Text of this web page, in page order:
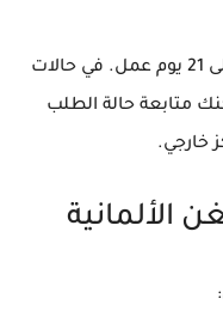
. في حالات
إلى 45 يومًا. يمكنك متابعة حالة الطلب
خارجي.
الألمانية